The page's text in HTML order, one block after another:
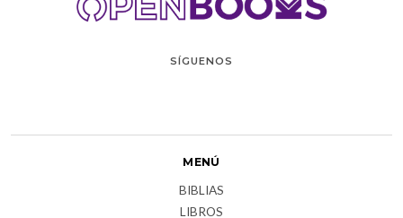
SÍGUENOS
MENÚ
BIBLIAS
LIBROS